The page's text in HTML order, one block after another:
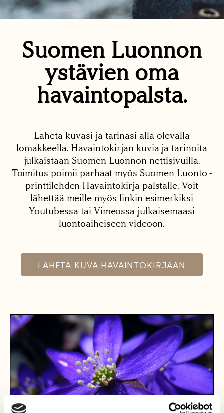
Suomen Luonnon
ystävien oma
havaintopalsta.
Lähetä kuvasi ja tarinasi alla olevalla
lomakkeella. Havaintokirjan kuvia ja tarinoita
julkaistaan Suomen Luonnon nettisivuilla.
Toimitus poimii parhaat myös Suomen Luonto -
printtilehden Havaintokirja-palstalle. Voit
lähettää meille myös linkin esimerkiksi
Youtubessa tai Vimeossa julkaisemaasi
luontoaiheiseen videoon.
LÄHETÄ KUVA HAVAINTOKIRJAAN